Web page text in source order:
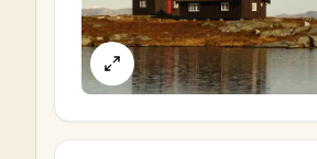
Bestilling og
I år kan du velge om du
Klikk her for å booke plass
i bookingen. Ved drop-in